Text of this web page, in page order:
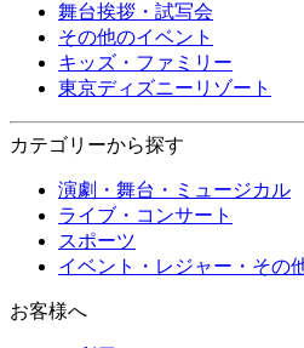
舞台挨拶・試写会
その他のイベント
キッズ・ファミリー
東京ディズニーリゾート
カテゴリーから探す
演劇・舞台・ミュージカル
ライブ・コンサート
スポーツ
イベント・レジャー・その
お客様へ